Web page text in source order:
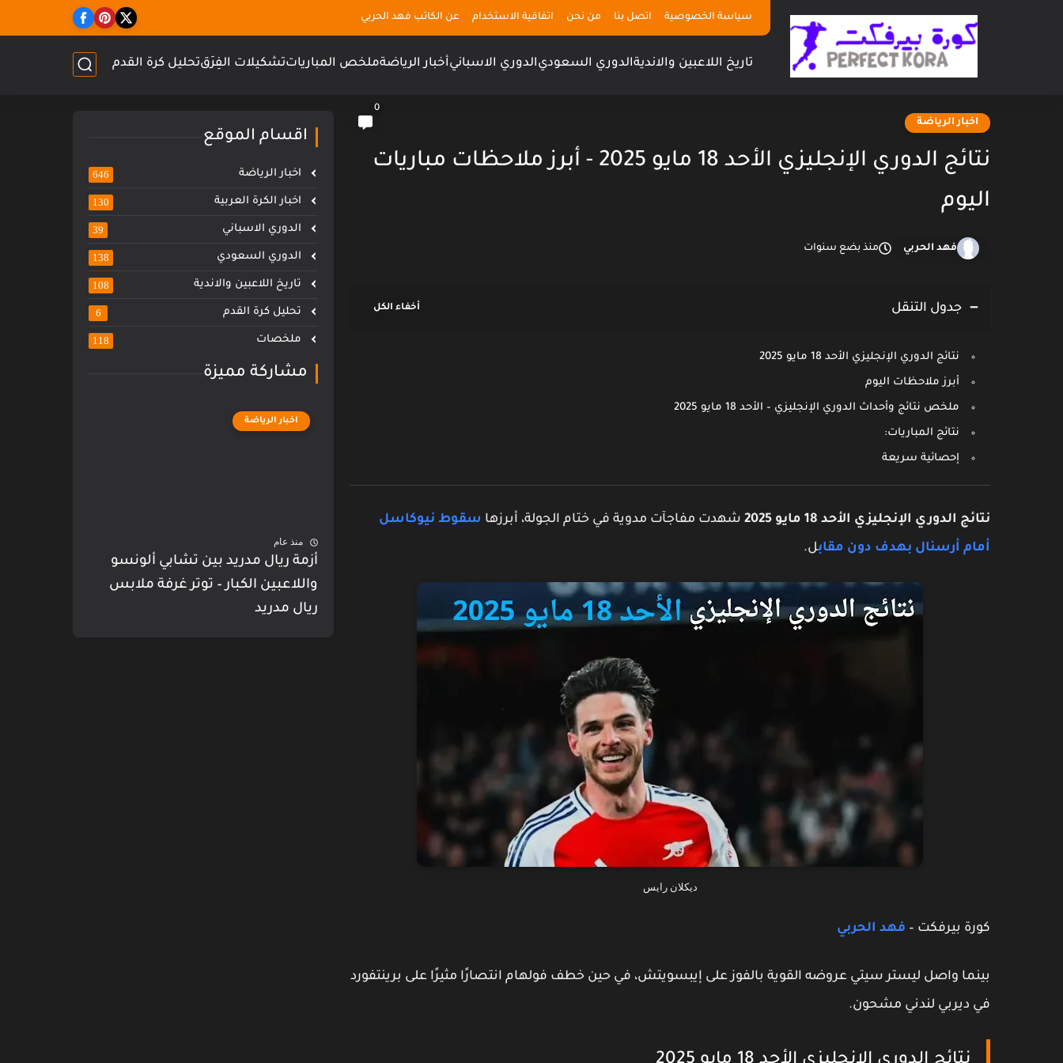
سياسة الخصوصية اتصل بنا من نحن اتفاقية الاستخدام عن الكاتب فهد الحربي
تاريخ اللاعبين والانديةالدوري السعوديالدوري الاسبانيأخبار الرياضةملخص المبارياتتشكيلات الفِرَقتحليل كرة القدم
اخبار الرياضة
0
نتائج الدوري الإنجليزي الأحد 18 مايو 2025 - أبرز ملاحظات مباريات
اليوم
فهد الحربي منذ بضع سنوات
جدول التنقل
نتائج الدوري الإنجليزي الأحد 18 مايو 2025
أبرز ملاحظات اليوم
ملخص نتائج وأحداث الدوري الإنجليزي – الأحد 18 مايو 2025
نتائج المباريات:
إحصائية سريعة
نتائج الدوري الإنجليزي الأحد 18 مايو 2025 شهدت مفاجآت مدوية في ختام الجولة، أبرزها سقوط نيوكاسل
أمام أرسنال بهدف دون مقابل.
ديكلان رايس
كورة بيرفكت – فهد الحربي
بينما واصل ليستر سيتي عروضه القوية بالفوز على إيبسويتش، في حين خطف فولهام انتصارًا مثيرًا على برينتفورد
في ديربي لندني مشحون.
اقسام الموقع
اخبار الرياضة 646
اخبار الكرة العربية 130
الدوري الاسباني 39
الدوري السعودي 138
تاريخ اللاعبين والاندية 108
تحليل كرة القدم 6
ملخصات 118
مشاركة مميزة
اخبار الرياضة
منذ عام
أزمة ريال مدريد بين تشابي ألونسو
واللاعبين الكبار – توتر غرفة ملابس
ريال مدريد